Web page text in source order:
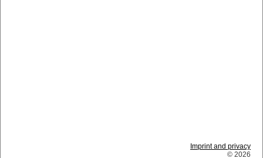
Imprint and privacy
© 2026